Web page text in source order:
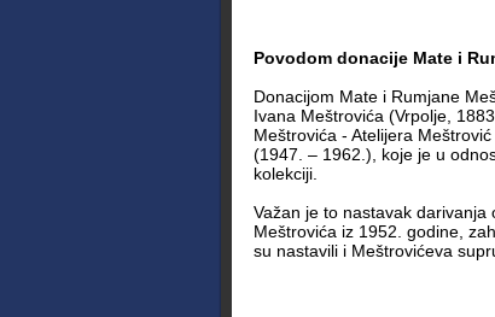
Povodom donacije Mate i
Donacijom Mate i Rumjane
Ivana Meštrovića (Vrpolje,
Meštrovića - Atelijera
(1947. – 1962.), koje je u
kolekciji.
Važan je to nastavak
Meštrovića iz 1952. godine,
su nastavili i Meštrovićeva